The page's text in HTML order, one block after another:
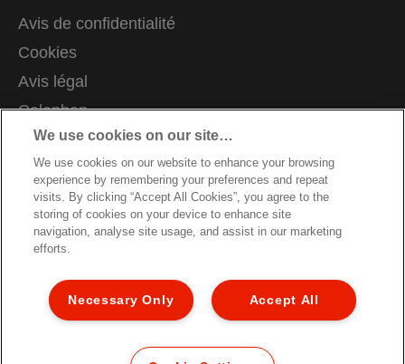
Avis de confidentialité
Cookies
Avis légal
Colophon
Gérer mes données
Support client
Carrières
Guide du recyclage des emballages
Conditions de garantie
Déclarations de conformité
Plan du site
© 2026 ACCO Brands. All Rights Reserved.
We use cookies on our site…
We use cookies on our website to enhance your browsing
experience by remembering your preferences and repeat
visits. By clicking “Accept All Cookies”, you agree to the
storing of cookies on your device to enhance site
navigation, analyse site usage, and assist in our marketing
efforts.
Accept All
Necessary Only